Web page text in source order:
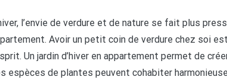
l’envie de verdure et de nature se fait plus
Avoir un petit coin de verdure chez soi
Un jardin d’hiver en appartement permet de
espèces de plantes peuvent cohabiter